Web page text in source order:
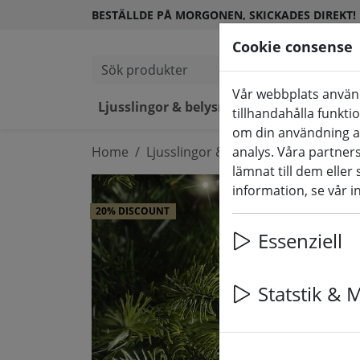
BESTÄLLDE PÅ MORGONEN, SKICKADES DIREKT!
Sök produkter
Ljusslingor & belysning LED-
Home Ljusslingor & belysning
20% DISCOUNT
Cookie consense
Vår webbplats
tillhandahålla
om din användning
analys. Våra
lämnat till dem eller
information, se vår
Essenziell
Statstik &